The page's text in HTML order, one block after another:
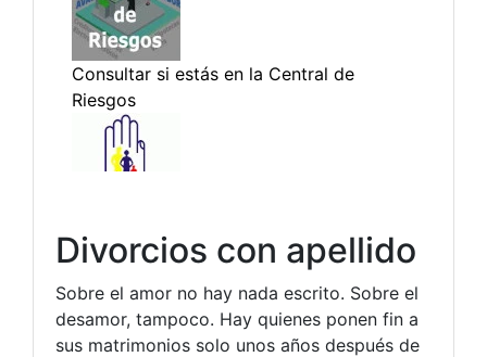
Divorcios con apellido
Sobre el amor no hay nada escrito. Sobre el
desamor, tampoco. Hay quienes ponen fin a
sus matrimonios solo unos años después de